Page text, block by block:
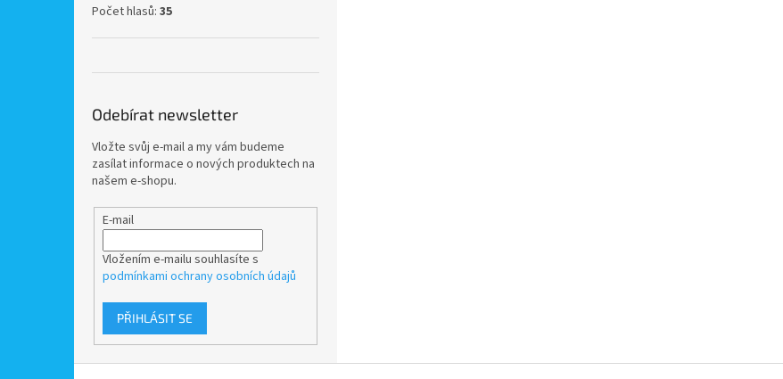
Počet hlasů: 35
Odebírat newsletter
Vložte svůj e-mail a my vám budeme
zasílat informace o nových produktech na
našem e-shopu.
E-mail
Vložením e-mailu souhlasíte s
podmínkami ochrany osobních údajů
PŘIHLÁSIT SE